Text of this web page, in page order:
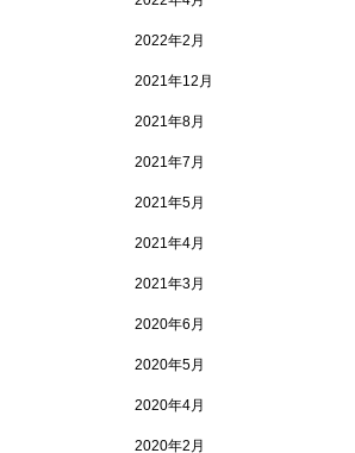
2022年2月
2021年12月
2021年8月
2021年7月
2021年5月
2021年4月
2021年3月
2020年6月
2020年5月
2020年4月
2020年2月